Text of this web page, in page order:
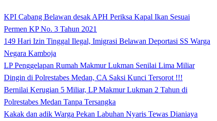
KPI Cabang Belawan desak APH Periksa Kapal Ikan Sesuai
Permen KP No. 3 Tahun 2021
149 Hari Izin Tinggal Ilegal, Imigrasi Belawan Deportasi SS Warga
Negara Kamboja
LP Penggelapan Rumah Makmur Lukman Senilai Lima Miliar
Dingin di Polrestabes Medan, CA Saksi Kunci Tersorot !!!
Bernilai Kerugian 5 Miliar, LP Makmur Lukman 2 Tahun di
Polrestabes Medan Tanpa Tersangka
Kakak dan adik Warga Pekan Labuhan Nyaris Tewas Dianiaya